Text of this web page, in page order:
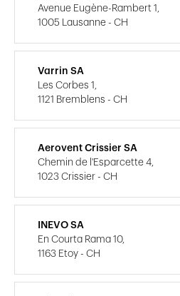
Avenue Eugène-Rambert 1,
1005 Lausanne - CH
Varrin SA
Les Corbes 1,
1121 Bremblens - CH
Aerovent Crissier SA
Chemin de l'Esparcette 4,
1023 Crissier - CH
INEVO SA
En Courta Rama 10,
1163 Etoy - CH